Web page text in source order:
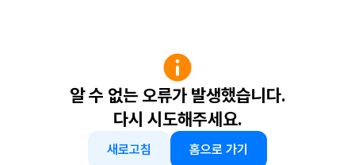
알 수 없는 오류가 발생했습니다.
다시 시도해주세요.
새로고침 홈으로 가기